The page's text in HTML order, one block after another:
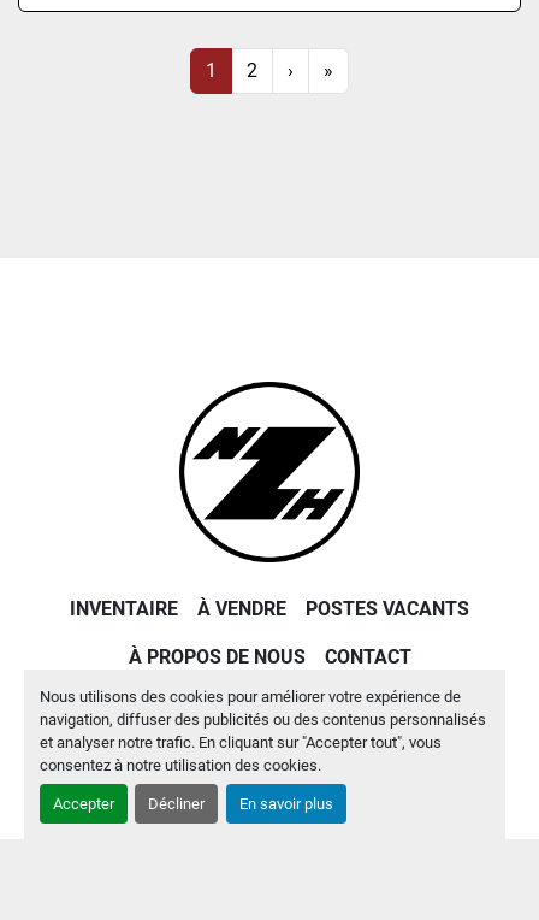
Nous utilisons des cookies pour améliorer votre expérience de
navigation, diffuser des publicités ou des contenus personnalisés
et analyser notre trafic. En cliquant sur "Accepter tout", vous
consentez à notre utilisation des cookies.
Accepter Décliner En savoir plus
1 2 › »
INVENTAIRE À VENDRE POSTES VACANTS
À PROPOS DE NOUS CONTACT
Site webMachinio System par Machinio
Gérez les cookies